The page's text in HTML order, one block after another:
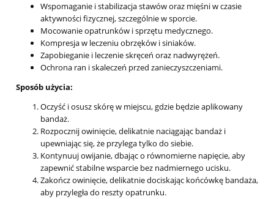
Wspomaganie i stabilizacja stawów oraz mięśni w czasie
aktywności fizycznej, szczególnie w sporcie.
Mocowanie opatrunków i sprzętu medycznego.
Kompresja w leczeniu obrzęków i siniaków.
Zapobieganie i leczenie skręceń oraz nadwyrężeń.
Ochrona ran i skaleczeń przed zanieczyszczeniami.
Sposób użycia:
Oczyść i osusz skórę w miejscu, gdzie będzie aplikowany
bandaż.
Rozpocznij owinięcie, delikatnie naciągając bandaż i
upewniając się, że przylega tylko do siebie.
Kontynuuj owijanie, dbając o równomierne napięcie, aby
zapewnić stabilne wsparcie bez nadmiernego ucisku.
Zakończ owinięcie, delikatnie dociskając końcówkę bandaża,
aby przyległa do reszty opatrunku.